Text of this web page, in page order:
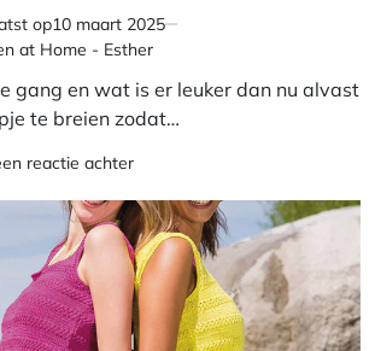
op10 maart 2025
at Home - Esther
gang en wat is er leuker dan nu alvast
te breien zodat…
reactie achterop
voor
de
zomer:
maak
je
eigen